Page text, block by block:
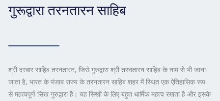
गुरूद्वारा तरनतारन साहिब
श्री दरबार साहिब तरनतारन, जिसे गुरुद्वारा श्री तरनतारन साहिब के नाम से भी जाना
जाता है, भारत के पंजाब राज्य के तरनतारन साहिब शहर में स्थित एक ऐतिहासिक रूप
से महत्वपूर्ण सिख गुरुद्वारा है। यह सिखों के लिए बहुत धार्मिक महत्व रखता है और इसके